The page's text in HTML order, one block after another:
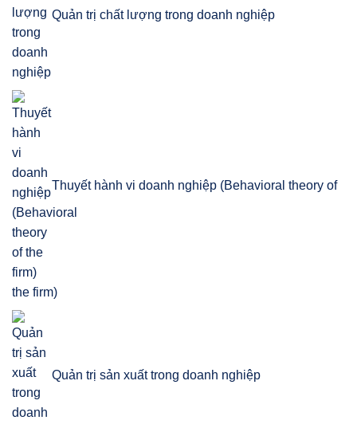
Quản trị chất lượng trong doanh nghiệp
Thuyết hành vi doanh nghiệp (Behavioral theory of
the firm)
Quản trị sản xuất trong doanh nghiệp